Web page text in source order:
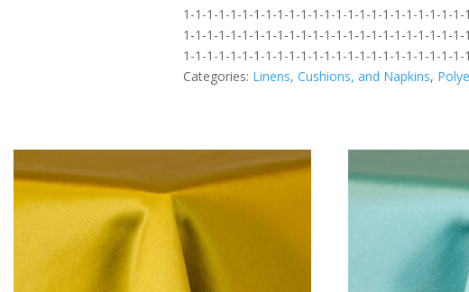
1-1-1-1-1-1-1-1-1-1-1-1-1-1-1-1-1-1-1-1-1-1-1-
1-1-1-1-1-1-1-1-1-1-1-1-1-1-1-1-1-1-1-1-1-1-1-
1-1-1-1-1-1-1-1-1-1-1-1-1-1-1-1-1-1-1-1-1-1-1-
Categories: Linens, Cushions, and Napkins,